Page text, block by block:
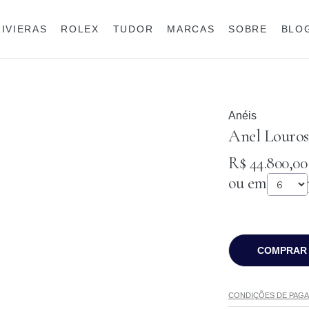
MARCAS SOBRE
ROLEX TUDOR
Anéis
Anel
R$ 44.800,00
ou em
CONDIÇÕES DE